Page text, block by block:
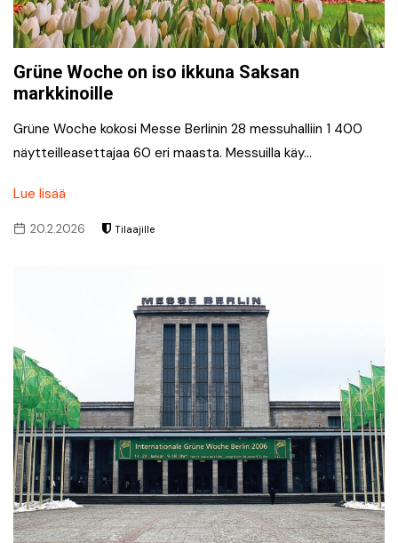
Grüne Woche on iso ikkuna Saksan
markkinoille
Grüne Woche kokosi Messe Berlinin 28 messuhalliin 1 400
näytteilleasettajaa 60 eri maasta. Messuilla käy…
Lue lisää
20.2.2026 Tilaajille